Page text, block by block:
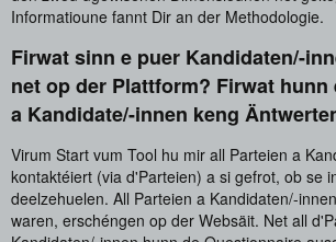
Informatioune fannt Dir an der Methodologie.
Firwat sinn e puer Kandidaten/-
net op der Plattform? Firwat hunn
a Kandidate/-innen keng
Virum Start vum Tool hu mir all Parteien a
kontaktéiert (via d'Parteien) a si gefrot, ob se
deelzehuelen. All Parteien a Kandidaten/-
waren, erschéngen op der Websäit. Net all